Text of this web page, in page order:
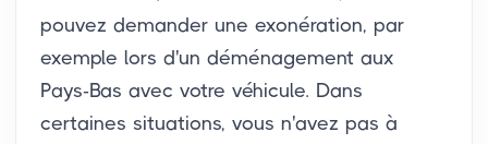
pouvez demander une exonération, par
exemple lors d'un déménagement aux
Pays-Bas avec votre véhicule. Dans
certaines situations, vous n'avez pas à